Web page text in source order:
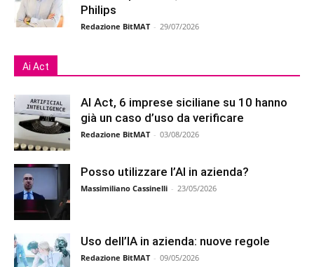
Philips
Redazione BitMAT - 29/07/2026
Ai Act
AI Act, 6 imprese siciliane su 10 hanno
già un caso d’uso da verificare
Redazione BitMAT - 03/08/2026
Posso utilizzare l’AI in azienda?
Massimiliano Cassinelli - 23/05/2026
Uso dell’IA in azienda: nuove regole
Redazione BitMAT - 09/05/2026